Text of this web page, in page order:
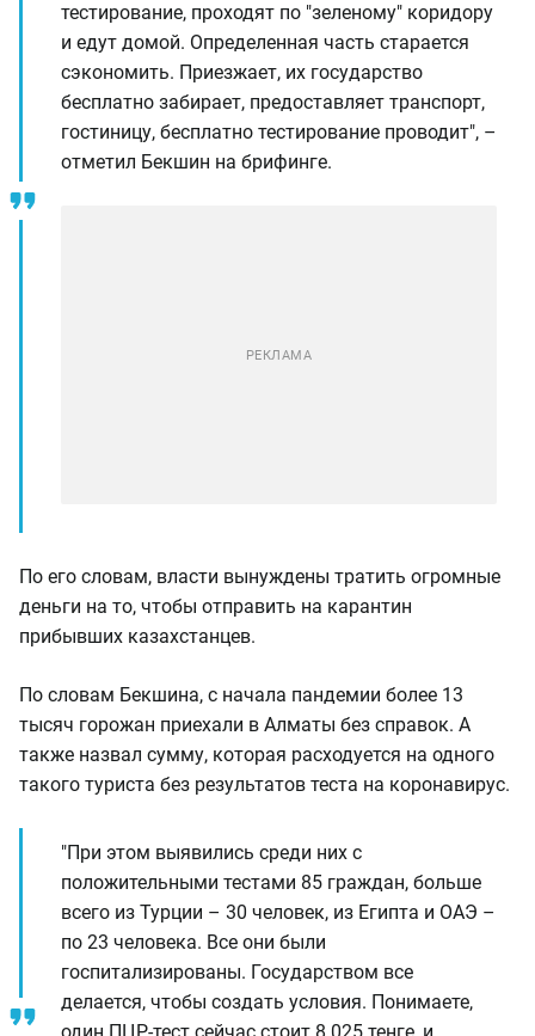
тестирование, проходят по "зеленому" коридору
и едут домой. Определенная часть старается
сэкономить. Приезжает, их государство
бесплатно забирает, предоставляет транспорт,
гостиницу, бесплатно тестирование проводит", –
отметил Бекшин на брифинге.
По его словам, власти вынуждены тратить огромные
деньги на то, чтобы отправить на карантин
прибывших казахстанцев.
По словам Бекшина, с начала пандемии более 13
тысяч горожан приехали в Алматы без справок. А
также назвал сумму, которая расходуется на одного
такого туриста без результатов теста на коронавирус.
"При этом выявились среди них с
положительными тестами 85 граждан, больше
всего из Турции – 30 человек, из Египта и ОАЭ –
по 23 человека. Все они были
госпитализированы. Государством все
делается, чтобы создать условия. Понимаете,